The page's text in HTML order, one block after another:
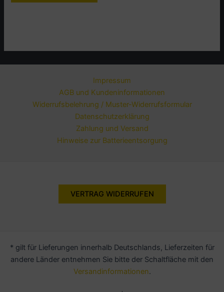
Impressum
AGB und Kundeninformationen
Widerrufsbelehrung / Muster-Widerrufsformular
Datenschutzerklärung
Zahlung und Versand
Hinweise zur Batterieentsorgung
VERTRAG WIDERRUFEN
* gilt für Lieferungen innerhalb Deutschlands, Lieferzeiten für
andere Länder entnehmen Sie bitte der Schaltfläche mit den
Versandinformationen.